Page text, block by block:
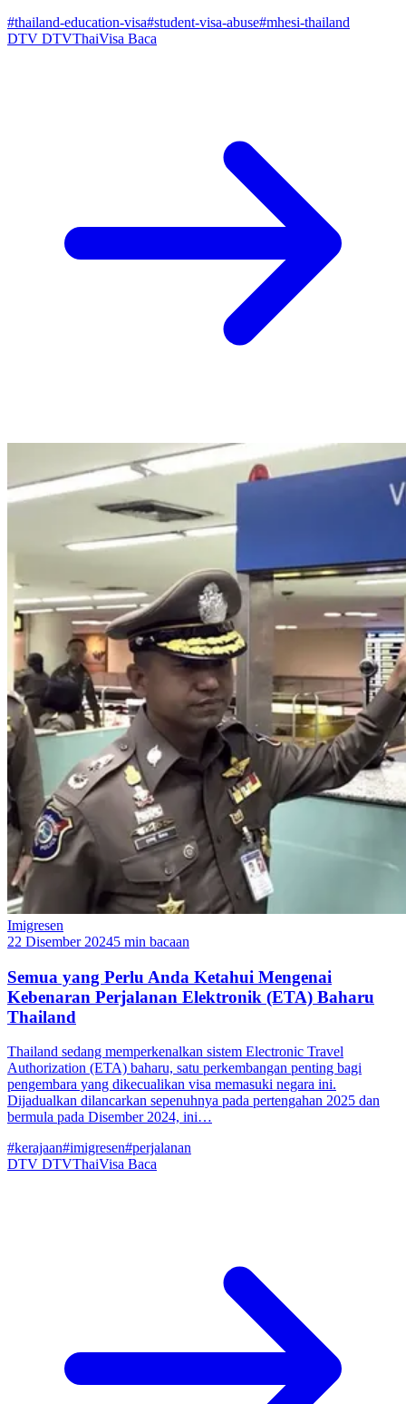
#thailand-education-visa#student-visa-abuse#mhesi-thailand
DTV DTVThaiVisa Baca
Imigresen
22 Disember 20245 min bacaan
Semua yang Perlu Anda Ketahui Mengenai
Kebenaran Perjalanan Elektronik (ETA) Baharu
Thailand
Thailand sedang memperkenalkan sistem Electronic Travel
Authorization (ETA) baharu, satu perkembangan penting bagi
pengembara yang dikecualikan visa memasuki negara ini.
Dijadualkan dilancarkan sepenuhnya pada pertengahan 2025 dan
bermula pada Disember 2024, ini…
#kerajaan#imigresen#perjalanan
DTV DTVThaiVisa Baca